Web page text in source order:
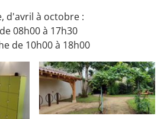
d'avril à octobre :
08h00 à 17h30
de 10h00 à 18h00